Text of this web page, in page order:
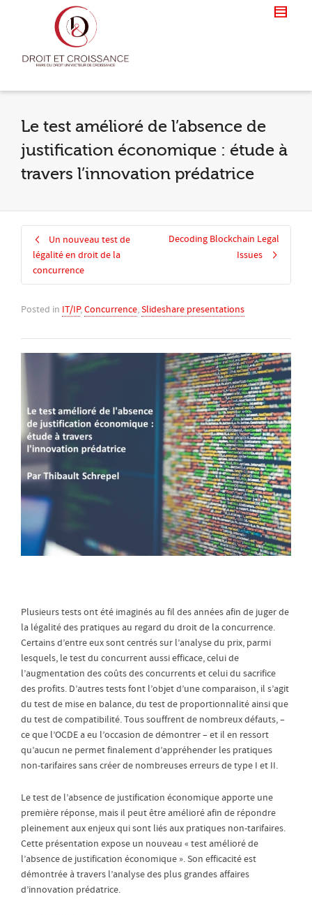
Le test amélioré de l’absence de
justification économique : étude à
travers l’innovation prédatrice
Un nouveau test de
légalité en droit de la
concurrence
Decoding Blockchain Legal
Issues
Posted in IT/IP,Concurrence,Slideshare presentations
Plusieurs tests ont été imaginés au fil des années afin de juger de
la légalité des pratiques au regard du droit de la concurrence.
Certains d’entre eux sont centrés sur l’analyse du prix, parmi
lesquels, le test du concurrent aussi efficace, celui de
l’augmentation des coûts des concurrents et celui du sacrifice
des profits. D’autres tests font l’objet d’une comparaison, il s’agit
du test de mise en balance, du test de proportionnalité ainsi que
du test de compatibilité. Tous souffrent de nombreux défauts, –
ce que l’OCDE a eu l’occasion de démontrer – et il en ressort
qu’aucun ne permet finalement d’appréhender les pratiques
non-tarifaires sans créer de nombreuses erreurs de type I et II.
Le test de l’absence de justification économique apporte une
première réponse, mais il peut être amélioré afin de répondre
pleinement aux enjeux qui sont liés aux pratiques non-tarifaires.
Cette présentation expose un nouveau « test amélioré de
l’absence de justification économique ». Son efficacité est
démontrée à travers l’analyse des plus grandes affaires
d’innovation prédatrice.